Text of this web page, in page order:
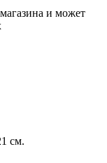
и может
см.